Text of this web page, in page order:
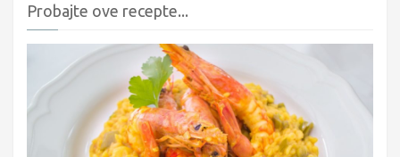
Probajte ove recepte...